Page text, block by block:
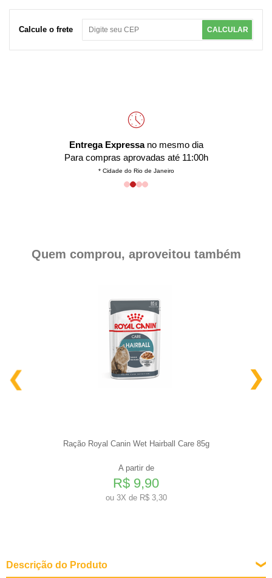
Calcule o frete CALCULAR
Entrega Expressano mesmo dia
Para compras aprovadas até 11:00h
* Cidade do Rio de Janeiro
Quem comprou, aproveitou também
Ração Royal Canin Wet Hairball Care 85g
A partir de
R$ 9,90
ou3X de R$ 3,30
Descrição do Produto